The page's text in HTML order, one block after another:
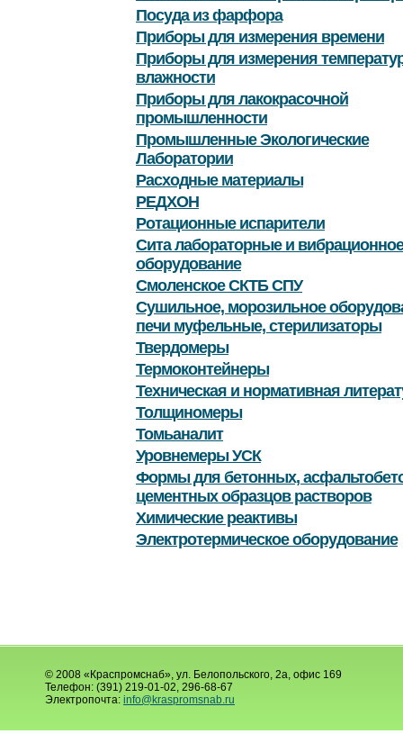
Посуда из фарфора
Приборы для измерения времени
Приборы для измерения
влажности
Приборы для лакокрасочной
промышленности
Промышленные Экологические
Лаборатории
Расходные материалы
РЕДХОН
Ротационные испарители
Сита лабораторные и вибрационное
оборудование
Смоленское СКТБ СПУ
Сушильное, морозильное
печи муфельные, стерилизаторы
Твердомеры
Термоконтейнеры
Техническая и нормативная
Толщиномеры
Томьаналит
Уровнемеры УСК
Формы для бетонных,
цементных образцов растворов
Химические реактивы
Электротермическое оборудование
© 2008 «Краспромснаб», ул. Белопольского, 2а, офис 169
Телефон: (391) 219-01-02, 296-68-67
Электропочта: info@kraspromsnab.ru